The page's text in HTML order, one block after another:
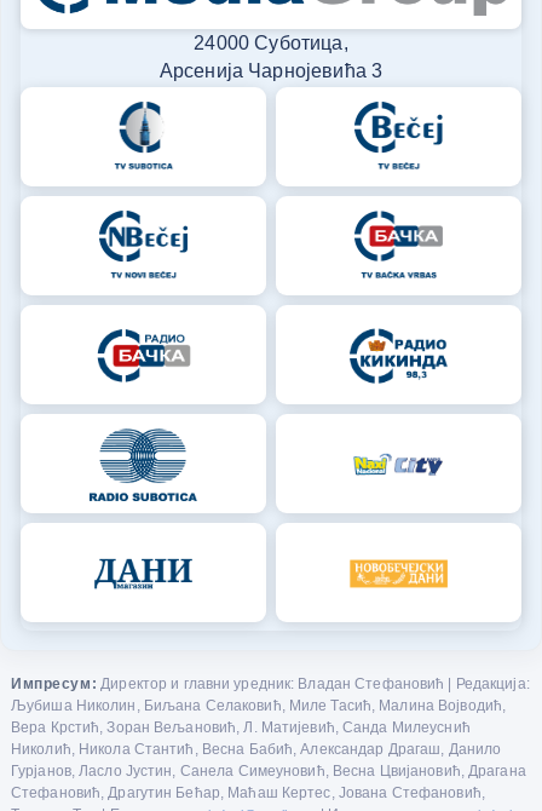
24000 Суботица,
Арсенија Чарнојевића 3
Импресум: Директор и главни уредник: Владан Стефановић | Редакција:
Љубиша Николин, Биљана Селаковић, Миле Тасић, Малина Војводић,
Вера Крстић, Зоран Вељановић, Л. Матијевић, Санда Милеуснић
Николић, Никола Стантић, Весна Бабић, Александар Драгаш, Данило
Гурјанов, Ласло Јустин, Санела Симеуновић, Весна Цвијановић, Драгана
Стефановић, Драгутин Бећар, Маћаш Кертес, Јована Стефановић,